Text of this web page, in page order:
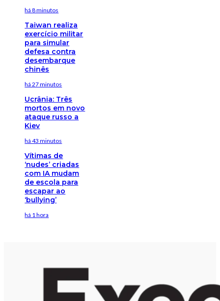
há 8 minutos
Taiwan realiza
exercício militar
para simular
defesa contra
desembarque
chinês
há 27 minutos
Ucrânia: Três
mortos em novo
ataque russo a
Kiev
há 43 minutos
Vítimas de
‘nudes’ criadas
com IA mudam
de escola para
escapar ao
‘bullying’
há 1 hora